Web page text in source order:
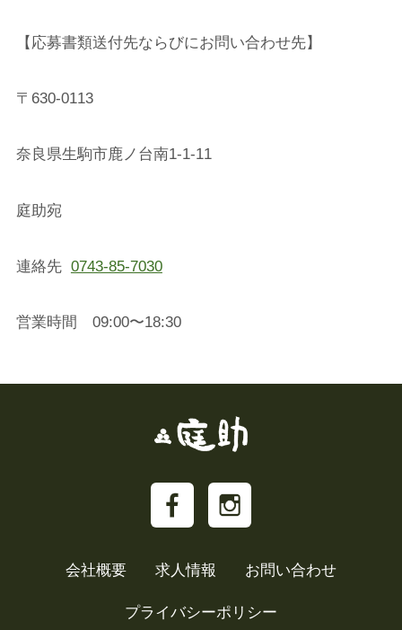
【応募書類送付先ならびにお問い合わせ先】
〒630-0113
奈良県生駒市鹿ノ台南1-1-11
庭助宛
連絡先 0743-85-7030
営業時間 09:00〜18:30
会社概要 求人情報 お問い合わせ
プライバシーポリシー